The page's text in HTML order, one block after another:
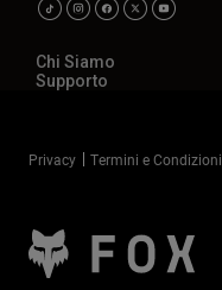
Chi Siamo
Supporto
Privacy Termini e Condizioni